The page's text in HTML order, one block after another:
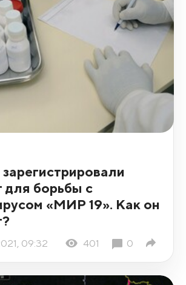
для борьбы с
«МИР 19». Как он
09:32 401 0